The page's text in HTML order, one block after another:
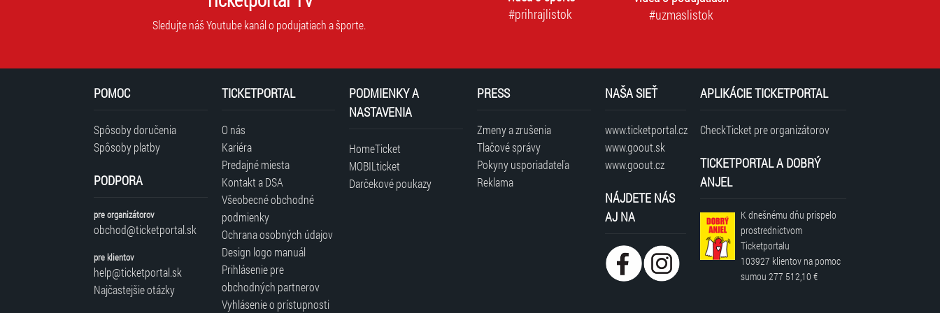
Sledujte náš Youtube kanál o podujatiach a športe.
#prihrajlistok
#uzmaslistok
POMOC
Spôsoby doručenia
Spôsoby platby
PODPORA
pre organizátorov
obchod@ticketportal.sk
pre klientov
help@ticketportal.sk
Najčastejšie otázky
TICKETPORTAL
O nás
Kariéra
Predajné miesta
Kontakt a DSA
Všeobecné obchodné
podmienky
Ochrana osobných údajov
Design logo manuál
Prihlásenie pre
obchodných partnerov
Vyhlásenie o prístupnosti
PODMIENKY A
NASTAVENIA
HomeTicket
MOBILticket
Darčekové poukazy
PRESS
Zmeny a zrušenia
Tlačové správy
Pokyny usporiadateľa
Reklama
NAŠA SIEŤ
www.ticketportal.cz
www.goout.sk
www.goout.cz
NÁJDETE NÁS
AJ NA
APLIKÁCIE TICKETPORTAL
CheckTicket pre organizátorov
TICKETPORTAL A DOBRÝ
ANJEL
K dnešnému dňu prispelo
prostredníctvom
Ticketportalu
103927 klientov na pomoc
sumou277 512,10 €